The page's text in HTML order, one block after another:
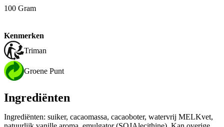
100 Gram
Kenmerken
Triman
Groene Punt
Ingrediënten
Ingrediënten: suiker, cacaomassa, cacaoboter, watervrij MELKvet,